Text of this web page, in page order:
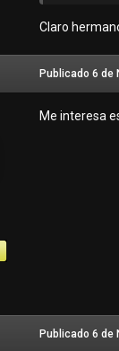
IGAME
Claro
Publicado 6 de
Me interesa
Publicado 6 de